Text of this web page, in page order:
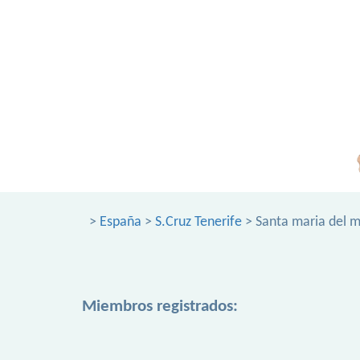
> España > S.Cruz Tenerife > Santa maria del
Miembros registrados: